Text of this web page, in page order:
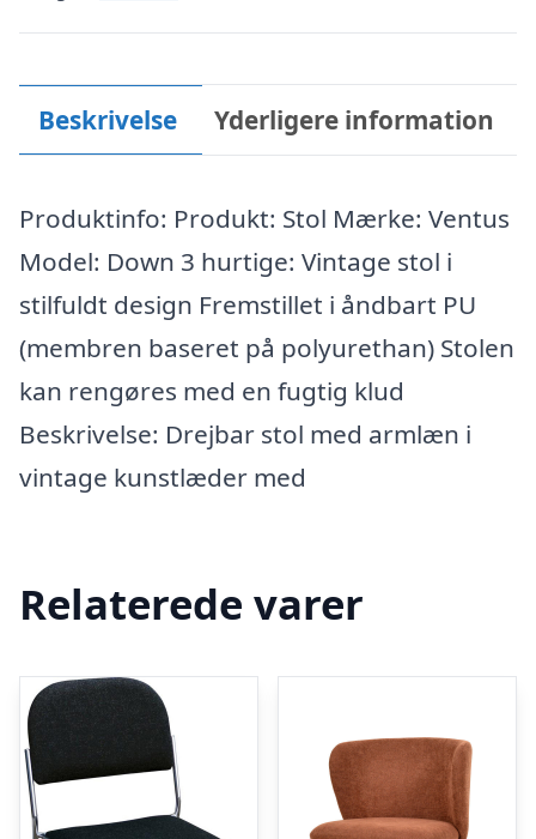
Beskrivelse Yderligere information
Produktinfo: Produkt: Stol Mærke: Ventus
Model: Down 3 hurtige: Vintage stol i
stilfuldt design Fremstillet i åndbart PU
(membren baseret på polyurethan) Stolen
kan rengøres med en fugtig klud
Beskrivelse: Drejbar stol med armlæn i
vintage kunstlæder med
Relaterede varer